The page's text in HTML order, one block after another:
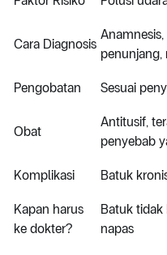
Cara Diagnosis
penunjang,
Pengobatan Sesuai
Obat
Antitusif,
penyebab
Komplikasi Batuk
Kapan harus
ke dokter?
Batuk tidak
napas